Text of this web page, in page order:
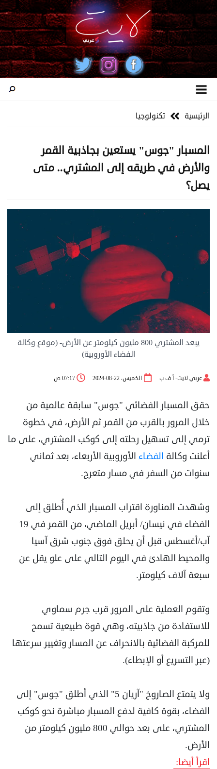
الرئيسية تكنولوجيا
المسبار "جوس" يستعين بجاذبية القمر
والأرض في طريقه إلى المشتري.. متى
يصل؟
يبعد المشتري 800 مليون كيلومتر عن الأرض- (موقع وكالة
الفضاء الأوروبية)
عربي لايت- أ ف ب الخميس، 22-08-2024 07:17 ص
حقق المسبار الفضائي "جوس" سابقة عالمية من
خلال المرور بالقرب من القمر ثم الأرض، في خطوة
ترمي إلى تسهيل رحلته إلى كوكب المشتري، على ما
أعلنت وكالة الفضاء الأوروبية الأربعاء، بعد ثماني
سنوات من السفر في مسار متعرج.
وشهدت المناورة اقتراب المسبار الذي أُطلق إلى
الفضاء في نيسان/ أبريل الماضي، من القمر في 19
آب/أغسطس قبل أن يحلق فوق جنوب شرق آسيا
والمحيط الهادئ في اليوم التالي على علو يقل عن
سبعة آلاف كيلومتر.
وتقوم العملية على المرور قرب جرم سماوي
للاستفادة من جاذبيته، وهي قوة طبيعية تسمح
للمركبة الفضائية بالانحراف عن المسار وتغيير سرعتها
(عبر التسريع أو الإبطاء).
ولا يتمتع الصاروخ "آريان 5" الذي أطلق "جوس" إلى
الفضاء، بقوة كافية لدفع المسبار مباشرة نحو كوكب
المشتري، على بعد حوالي 800 مليون كيلومتر من
الأرض.
اقرأ أيضا: